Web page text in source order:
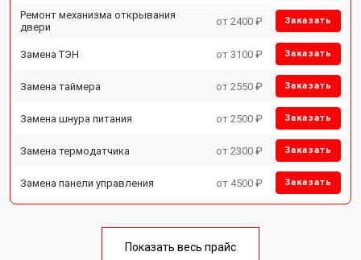
Ремонт механизма открывания
двери
от 2400 ₽ Заказать
Замена ТЭН от 3100 ₽ Заказать
Замена таймера от 2550 ₽ Заказать
Замена шнура питания от 2500 ₽ Заказать
Замена термодатчика от 2300 ₽ Заказать
Замена панели управления от 4500 ₽ Заказать
Показать весь прайс